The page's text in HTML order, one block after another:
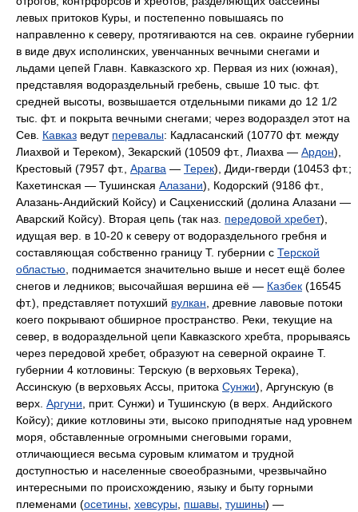
левых притоков Куры, и постепенно повышаясь по
направленно к северу, протягиваются на сев. окраине губернии
в виде двух исполинских, увенчанных вечными снегами и
льдами цепей Главн. Кавказского хр. Первая из них (южная),
представляя водораздельный гребень, свыше 10 тыс. фт.
средней высоты, возвышается отдельными пиками до 12 1/2
тыс. фт. и покрыта вечными снегами; через водораздел этот на
Сев. Кавказ ведут перевалы: Кадласанский (10770 фт. между
Лиахвой и Тереком), Зекарский (10509 фт., Лиахва — Ардон),
Крестовый (7957 фт., Арагва — Терек), Диди-гверди (10453 фт.;
Кахетинская — Тушинская Алазани), Кодорский (9186 фт.,
Алазань-Андийский Койсу) и Сацхенисский (долина Алазани —
Аварский Койсу). Вторая цепь (так наз. передовой хребет),
идущая вер. в 10-20 к северу от водораздельного гребня и
составляющая собственно границу Т. губернии с Терской
областью, поднимается значительно выше и несет ещё более
снегов и ледников; высочайшая вершина её — Казбек (16545
фт.), представляет потухший вулкан, древние лавовые потоки
коего покрывают обширное пространство. Реки, текущие на
север, в водораздельной цепи Кавказского хребта, прорываясь
через передовой хребет, образуют на северной окраине Т.
губернии 4 котловины: Терскую (в верховьях Терека),
Ассинскую (в верховьях Ассы, притока Сунжи), Аргунскую (в
верх. Аргуни, прит. Сунжи) и Тушинскую (в верх. Андийского
Койсу); дикие котловины эти, высоко приподнятые над уровнем
моря, обставленные огромными снеговыми горами,
отличающиеся весьма суровым климатом и трудной
доступностью и населенные своеобразными, чрезвычайно
интересными по происхождению, языку и быту горными
племенами (осетины, хевсуры, пшавы, тушины) —